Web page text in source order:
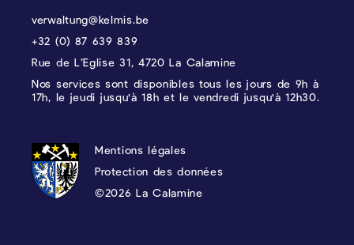
verwaltung@kelmis.be
+32 (0) 87 639 839
Rue de L’Eglise 31, 4720 La Calamine
Nos services sont disponibles tous les jours de 9h à
17h, le jeudi jusqu'à 18h et le vendredi jusqu'à 12h30.
PROTECTION DES DONNÉES, MENTIONS
Mentions légales
Protection des données
©2026 La Calamine